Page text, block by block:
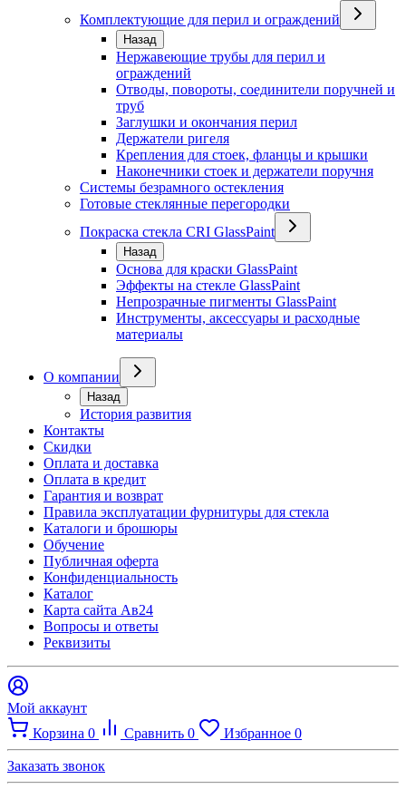
Комплектующие для перил и ограждений
Назад
Нержавеющие трубы для перил и
ограждений
Отводы, повороты, соединители поручней и
труб
Заглушки и окончания перил
Держатели ригеля
Крепления для стоек, фланцы и крышки
Наконечники стоек и держатели поручня
Системы безрамного остекления
Готовые стеклянные перегородки
Покраска стекла CRI GlassPaint
Назад
Основа для краски GlassPaint
Эффекты на стекле GlassPaint
Непрозрачные пигменты GlassPaint
Инструменты, аксессуары и расходные
материалы
О компании
Назад
История развития
Контакты
Скидки
Оплата и доставка
Оплата в кредит
Гарантия и возврат
Правила эксплуатации фурнитуры для стекла
Каталоги и брошюры
Обучение
Публичная оферта
Конфиденциальность
Каталог
Карта сайта Ав24
Вопросы и ответы
Реквизиты
Мой аккаунт
Корзина 0 Сравнить 0 Избранное 0
Заказать звонок